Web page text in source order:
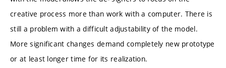
creative process more than work with a computer. There is
still a problem with a difficult adjustability of the model.
More significant changes demand completely new prototype
or at least longer time for its realization.